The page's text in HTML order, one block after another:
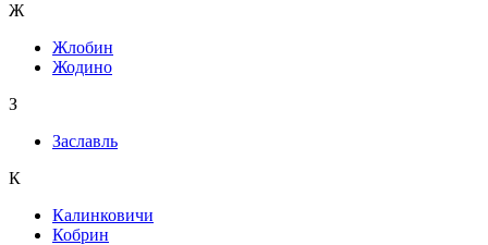
Ж
Жлобин
Жодино
З
Заславль
К
Калинковичи
Кобрин